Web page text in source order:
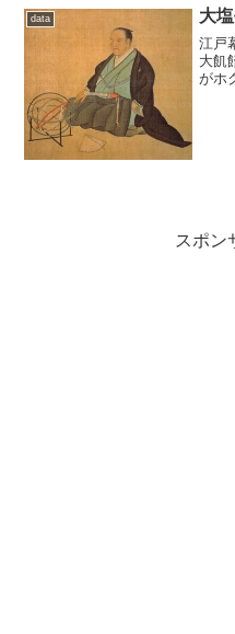
data 大
江戸
大飢
がホ
スポン